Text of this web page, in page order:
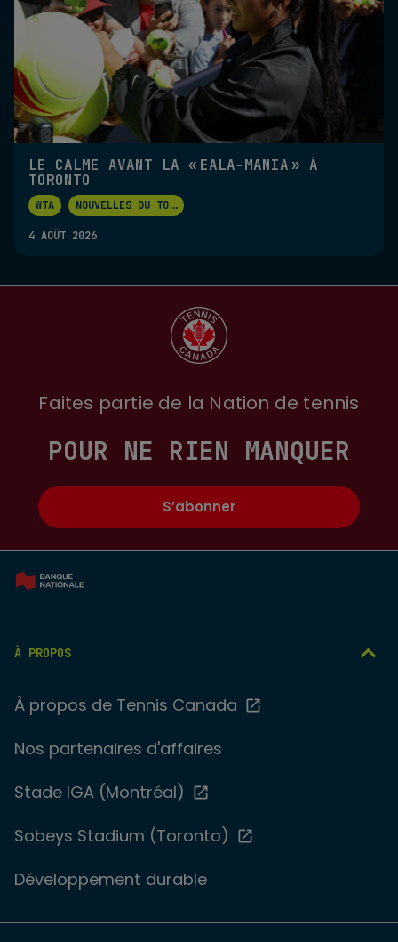
LE CALME AVANT LA « EALA-MANIA » À
TORONTO
WTA NOUVELLES DU TO...
4 AOÛT 2026
À PROPOS
À propos de Tennis Canada
Nos partenaires d'affaires
Stade IGA (Montréal)
Sobeys Stadium (Toronto)
Développement durable
Faites partie de la Nation de tennis
POUR NE RIEN MANQUER
S’abonner